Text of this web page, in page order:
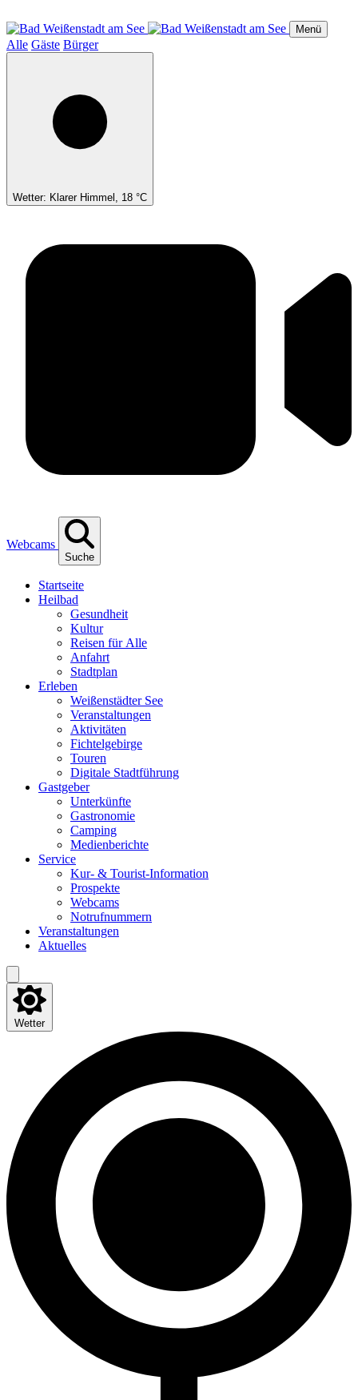
zum
Inhalt
Menü
Alle Gäste Bürger
Wetter: Klarer Himmel, 18 °C
Webcams
Suche
Start­sei­te
Heil­bad
Gesund­heit
Kul­tur
Rei­sen für Alle
Anfahrt
Stadt­plan
Erle­ben
Wei­ßen­städ­ter See
Ver­an­stal­tun­gen
Akti­vi­tä­ten
Fich­tel­ge­bir­ge
Tou­ren
Digi­ta­le Stadtführung
Gast­ge­ber
Unter­künf­te
Gas­tro­no­mie
Cam­ping
Medi­en­be­rich­te
Ser­vice
Kur- & Tourist-Information
Pro­spek­te
Web­cams
Not­ruf­num­mern
Ver­an­stal­tun­gen
Aktu­el­les
Wetter